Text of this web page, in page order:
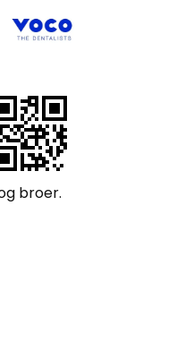
broer.